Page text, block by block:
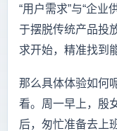
“用户需求”与“企业
于摆脱传统产品投
求开始，精准找到
那么具体体验如何
看。周一早上，殷
后，匆忙准备去上